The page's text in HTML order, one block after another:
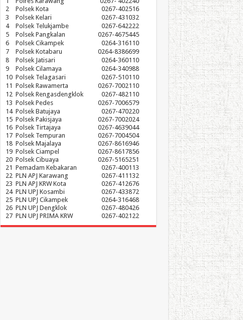
2
Polsek Kota
0267-402516
3
Polsek Kelari
0267-431032
4
Polsek Telukjambe
0267-642222
5
Polsek Pangkalan
0267-4675445
6
Polsek Cikampek
0264-316110
7
Polsek Kotabaru
0264-8386699
8
Polsek Jatisari
0264-360110
9
Polsek Cilamaya
0264-340988
10 Polsek Telagasari
0267-510110
11 Polsek Rawamerta
0267-7002110
12 Polsek Rengasdengklok
0267-482110
13 Polsek Pedes
0267-7006579
14 Polsek Batujaya
0267-470220
15 Polsek Pakisjaya
0267-7002024
16 Polsek Tirtajaya
0267-4639044
17 Polsek Tempuran
0267-7004504
18 Polsek Majalaya
0267-8616946
19 Polsek Ciampel
0267-8617856
20 Polsek Cibuaya
0267-5165251
21 Pemadam Kebakaran
0267-400113
22 PLN APJ Karawang
0267-411132
23 PLN APJ KRW Kota
0267-412676
24 PLN UPJ Kosambi
0267-433872
25 PLN UPJ Cikampek
0264-316468
26 PLN UPJ Dengklok
0267-480426
27 PLN UPJ PRIMA KRW 0267-402122